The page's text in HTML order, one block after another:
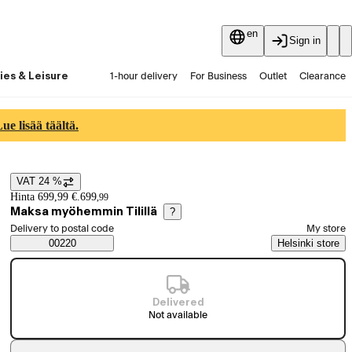
en
Sign in
& Leisure 1-hour delivery For Business Outlet Clearance
lisää täältä.
Price details
VAT 24 %
Hinta 699,99 €.699,99
Maksa myöhemmin Tilillä ?
Saatavuustiedot
Select order method
Delivery to postal code
00220
My store
Helsinki store
Delivered
Not available